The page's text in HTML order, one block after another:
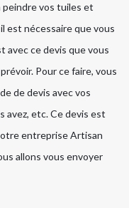
vos tuiles et
est nécessaire que vous
avec ce devis que vous
Pour ce faire, vous
de devis avec vos
avez, etc. Ce devis est
entreprise Artisan
allons vous envoyer